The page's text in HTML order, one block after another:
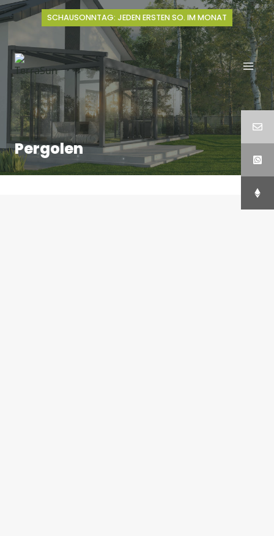
Zum
Inhalt
SCHAUSONNTAG: JEDEN ERSTEN SO. IM MONAT
Pergolen